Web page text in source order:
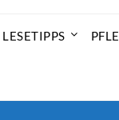
LESETIPPS